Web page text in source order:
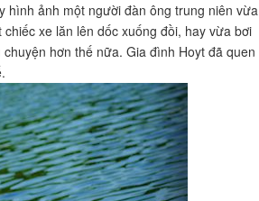
hình ảnh một người đàn ông trung niên vừa
xe lăn lên dốc xuống đồi, hay vừa bơi
hơn thế nữa. Gia đình Hoyt đã quen